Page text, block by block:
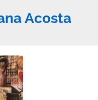
Acosta